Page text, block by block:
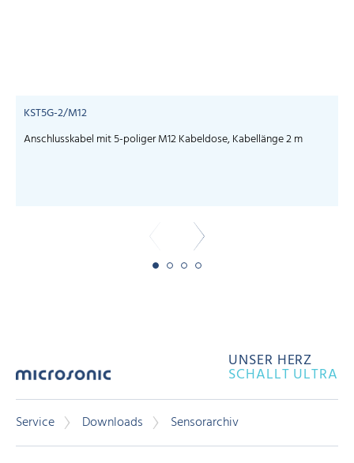
KST5G-2/M12
Anschlusskabel mit 5-poliger M12 Kabeldose, Kabellänge 2 m
UNSER HERZ
SCHALLT ULTRA
Service Downloads Sensorarchiv